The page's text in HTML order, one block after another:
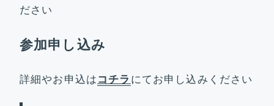
ださい
参加申し込み
詳細やお申込はコチラ にてお申し込みください